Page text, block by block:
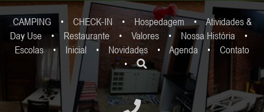
CAMPING • CHECK-IN • Hospedagem•Atividades &
Day Use• Restaurante• Valores• Nossa História •
Escolas• Inicial • Novidades • Agenda • Contato
•